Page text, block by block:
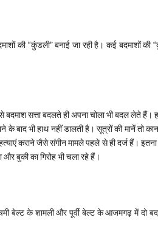
की “कुंडली” बनाई जा रही है। कई बदमाशों
सत्ता बदलते ही अपना चोला भी बदल लेते हैं।
भी हाथ नहीं डालती है। सूत्रों की मानें तो
कराने जैसे संगीन मामले पहले से ही दर्ज हैं। इतना
बुकी का गिरोह भी चला रहे हैं।
बेल्ट के शामली और पूर्वी बेल्ट के आजमगढ़ में दो